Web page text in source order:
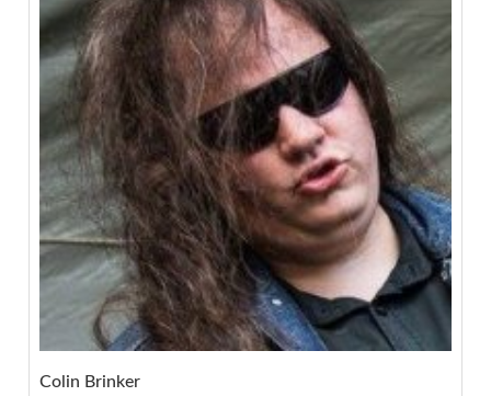
Colin Brinker